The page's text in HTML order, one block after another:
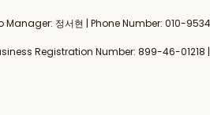
Manager: 정서현 | Phone Number: 010-
Registration Number: 899-46-01218